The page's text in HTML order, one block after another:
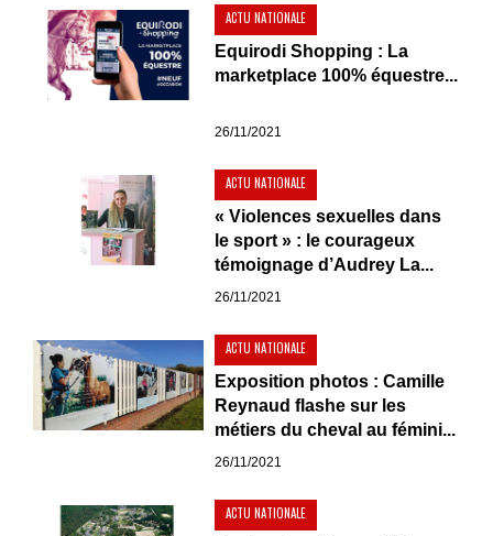
ACTU NATIONALE
Equirodi Shopping : La
marketplace 100% équestre...
26/11/2021
ACTU NATIONALE
« Violences sexuelles dans
le sport » : le courageux
témoignage d’Audrey La...
26/11/2021
ACTU NATIONALE
Exposition photos : Camille
Reynaud flashe sur les
métiers du cheval au fémini...
26/11/2021
ACTU NATIONALE